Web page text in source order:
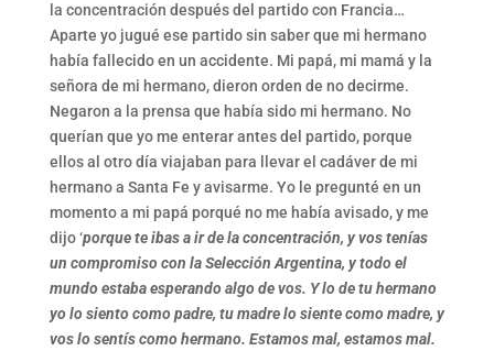
la concentración después del partido con Francia…
Aparte yo jugué ese partido sin saber que mi hermano
había fallecido en un accidente. Mi papá, mi mamá y la
señora de mi hermano, dieron orden de no decirme.
Negaron a la prensa que había sido mi hermano. No
querían que yo me enterar antes del partido, porque
ellos al otro día viajaban para llevar el cadáver de mi
hermano a Santa Fe y avisarme. Yo le pregunté en un
momento a mi papá porqué no me había avisado, y me
dijo ‘porque te ibas a ir de la concentración, y vos tenías
un compromiso con la Selección Argentina, y todo el
mundo estaba esperando algo de vos. Y lo de tu hermano
yo lo siento como padre, tu madre lo siente como madre, y
vos lo sentís como hermano. Estamos mal, estamos mal.